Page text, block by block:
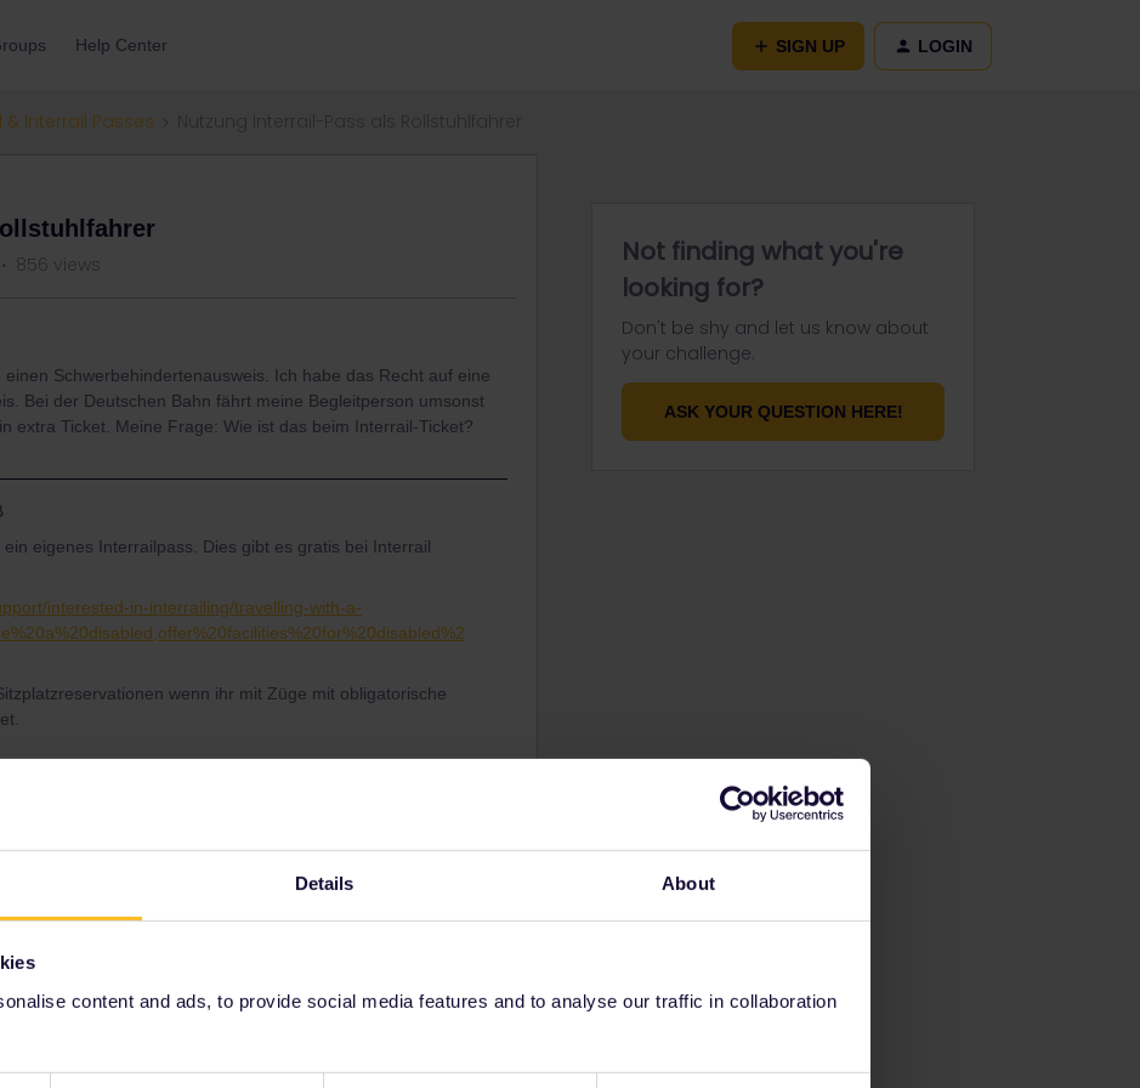
Details About
content and ads, to provide social media features and to analyse our traffic in collaboration
Help Center SIGN UP LOGIN
& Interrail Passes
856 views
Schwerbehindertenausweis. Ich habe das Recht auf eine
Bei der Deutschen Bahn fährt meine Begleitperson umsonst
extra Ticket. Meine Frage: Wie ist das beim Interrail-Ticket?
eigenes Interrailpass. Dies gibt es gratis bei Interrail
interested-in-interrailing/travelling-with-a-
wenn ihr mit Züge mit obligatorische
Oldest first
Forum|Forum|3 years ago
Not finding what you're
looking for?
Don't be shy and let us know about
your challenge.
ASK YOUR QUESTION HERE!